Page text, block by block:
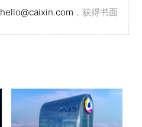
hello@caixin.com ，获得书面